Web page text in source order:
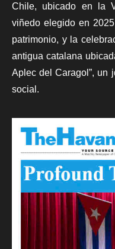
Chile, ubicado en la
viñedo elegido en
patrimonio, y la
antigua catalana
Aplec del Caragol”, un
social.